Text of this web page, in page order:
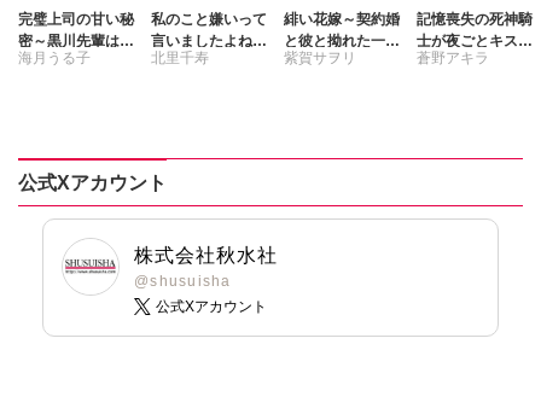
完璧上司の甘い秘
密～黒川先輩はオ
カン力高め～【合
海月うる子
私のこと嫌いって
言いましたよね!?
変態公爵による困
北里千寿
緋い花嫁～契約婚
と彼と拗れた一族
～【合冊版】
紫賀サヲリ
記憶喪失の死神騎
士が夜ごとキスを
迫ってくる～ただ
蒼野アキラ
公式Xアカウント
株式会社秋水社
@shusuisha
公式Xアカウント